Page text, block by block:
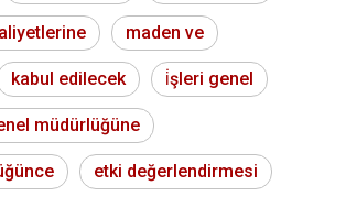
maden ve
kabul edilecek i̇şleri genel
müdürlüğüne
etki değerlendirmesi